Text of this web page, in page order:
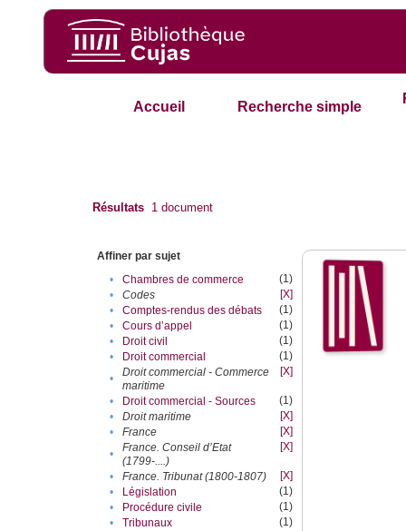
Accueil Recherche simple
Résultats 1 document
Affiner par sujet
•
Chambres de commerce
(1)
•
Codes
[X]
•
Comptes-rendus des débats
(1)
•
Cours d’appel
(1)
•
Droit civil
(1)
•
Droit commercial
(1)
•
Droit commercial - Commerce
maritime
[X]
• Droit commercial - Sources
(1)
•
Droit maritime
[X]
•
France
[X]
•
France. Conseil d’Etat
(1799-....)
[X]
• France. Tribunat (1800-1807)
[X]
•
Législation
(1)
•
Procédure civile
(1)
•
Tribunaux
(1)